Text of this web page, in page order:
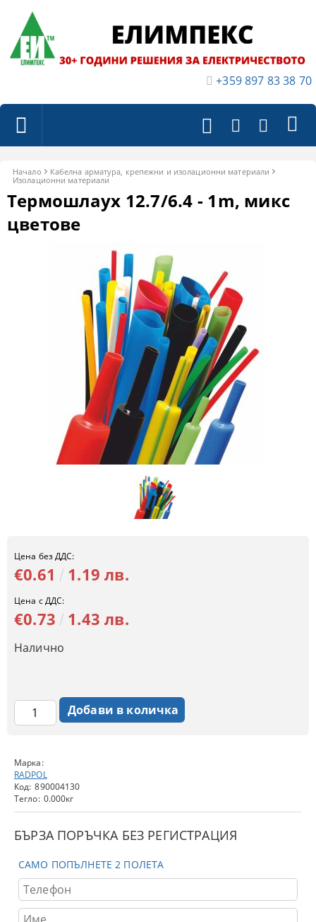
+359 897 83 38 70
Начало
Кабелна арматура, крепежни и изолационни материали
Изолационни материали
Термошлаух 12.7/6.4 - 1m, микс
цветове
Марка:
RADPOL
Код: 890004130
Тегло: 0.000кг
БЪРЗА ПОРЪЧКА БЕЗ РЕГИСТРАЦИЯ
САМО ПОПЪЛНЕТЕ 2 ПОЛЕТА
Цена без ДДС:
€0.61 1.19 лв.
Цена с ДДС:
€0.73 1.43 лв.
Налично